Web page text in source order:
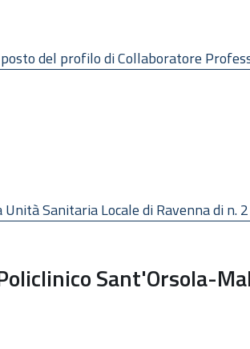
del profilo di Collaboratore
Sanitaria Locale di Ravenna di n.
Sant'Orsola-